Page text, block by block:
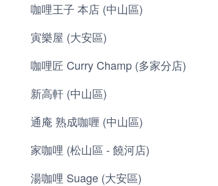
咖哩王子 本店 (中山區)
寅樂屋 (大安區)
咖哩匠 Curry Champ (多家分店)
新高軒 (中山區)
通庵 熟成咖喱 (中山區)
家咖哩 (松山區 - 饒河店)
湯咖哩 Suage (大安區)